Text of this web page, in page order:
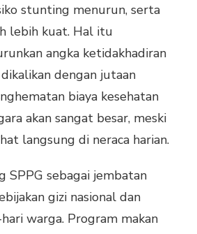
stunting menurun, serta
lebih kuat. Hal itu
angka ketidakhadiran
dikalikan dengan jutaan
biaya kesehatan
akan sangat besar, meski
langsung di neraca harian.
SPPG sebagai jembatan
gizi nasional dan
warga. Program makan